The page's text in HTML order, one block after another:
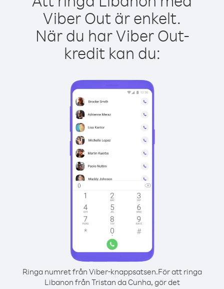
Viber Out är enkelt.
När du har Viber Out-
kredit kan du:
Ringa numret från Viber-knappsatsen.För att ringa
Libanon från Tristan da Cunha, gör det